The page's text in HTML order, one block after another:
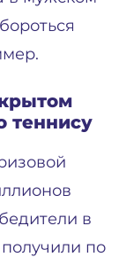
теннису
в
по